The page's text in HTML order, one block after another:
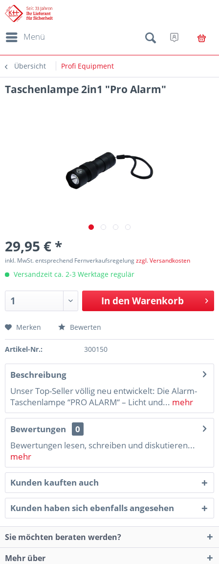
Menü
Übersicht Profi Equipment
Taschenlampe 2in1 "Pro Alarm"
29,95 € *
inkl. MwSt. entsprechend Fernverkaufsregelungzzgl. Versandkosten
Versandzeit ca. 2-3 Werktage regulär
In den Warenkorb
Merken Bewerten
Artikel-Nr.: 300150
Beschreibung
Unser Top-Seller völlig neu entwickelt: Die Alarm-
Taschenlampe “PRO ALARM“ – Licht und... mehr
Bewertungen
0
Bewertungen lesen, schreiben und diskutieren...
mehr
Kunden kauften auch
Kunden haben sich ebenfalls angesehen
Sie möchten beraten werden?
Mehr über